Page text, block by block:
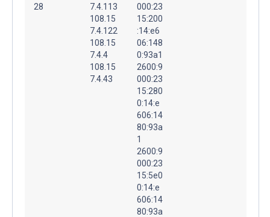
28
7.4.113
108.15
7.4.122
108.15
7.4.4
108.15
7.4.43
000:23
15:200
:14:e6
06:148
0:93a1
2600:9
000:23
15:280
0:14:e
606:14
80:93a
1
2600:9
000:23
15:5e0
0:14:e
606:14
80:93a